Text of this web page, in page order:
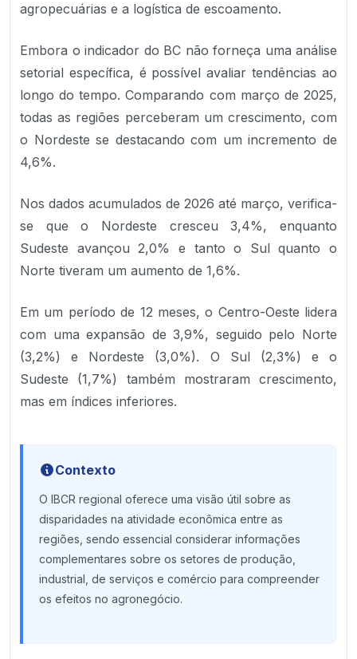
agropecuárias e a logística de escoamento.
Embora o indicador do BC não forneça uma análise
setorial específica, é possível avaliar tendências ao
longo do tempo. Comparando com março de 2025,
todas as regiões perceberam um crescimento, com
o Nordeste se destacando com um incremento de
4,6%.
Nos dados acumulados de 2026 até março, verifica-
se que o Nordeste cresceu 3,4%, enquanto
Sudeste avançou 2,0% e tanto o Sul quanto o
Norte tiveram um aumento de 1,6%.
Em um período de 12 meses, o Centro-Oeste lidera
com uma expansão de 3,9%, seguido pelo Norte
(3,2%) e Nordeste (3,0%). O Sul (2,3%) e o
Sudeste (1,7%) também mostraram crescimento,
mas em índices inferiores.
Contexto
O IBCR regional oferece uma visão útil sobre as
disparidades na atividade econômica entre as
regiões, sendo essencial considerar informações
complementares sobre os setores de produção,
industrial, de serviços e comércio para compreender
os efeitos no agronegócio.